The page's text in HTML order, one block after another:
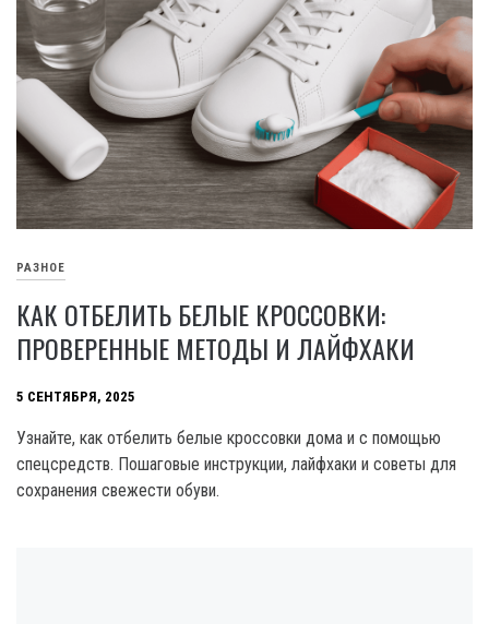
РАЗНОЕ
КАК ОТБЕЛИТЬ БЕЛЫЕ КРОССОВКИ:
ПРОВЕРЕННЫЕ МЕТОДЫ И ЛАЙФХАКИ
5 СЕНТЯБРЯ, 2025
Узнайте, как отбелить белые кроссовки дома и с помощью
спецсредств. Пошаговые инструкции, лайфхаки и советы для
сохранения свежести обуви.